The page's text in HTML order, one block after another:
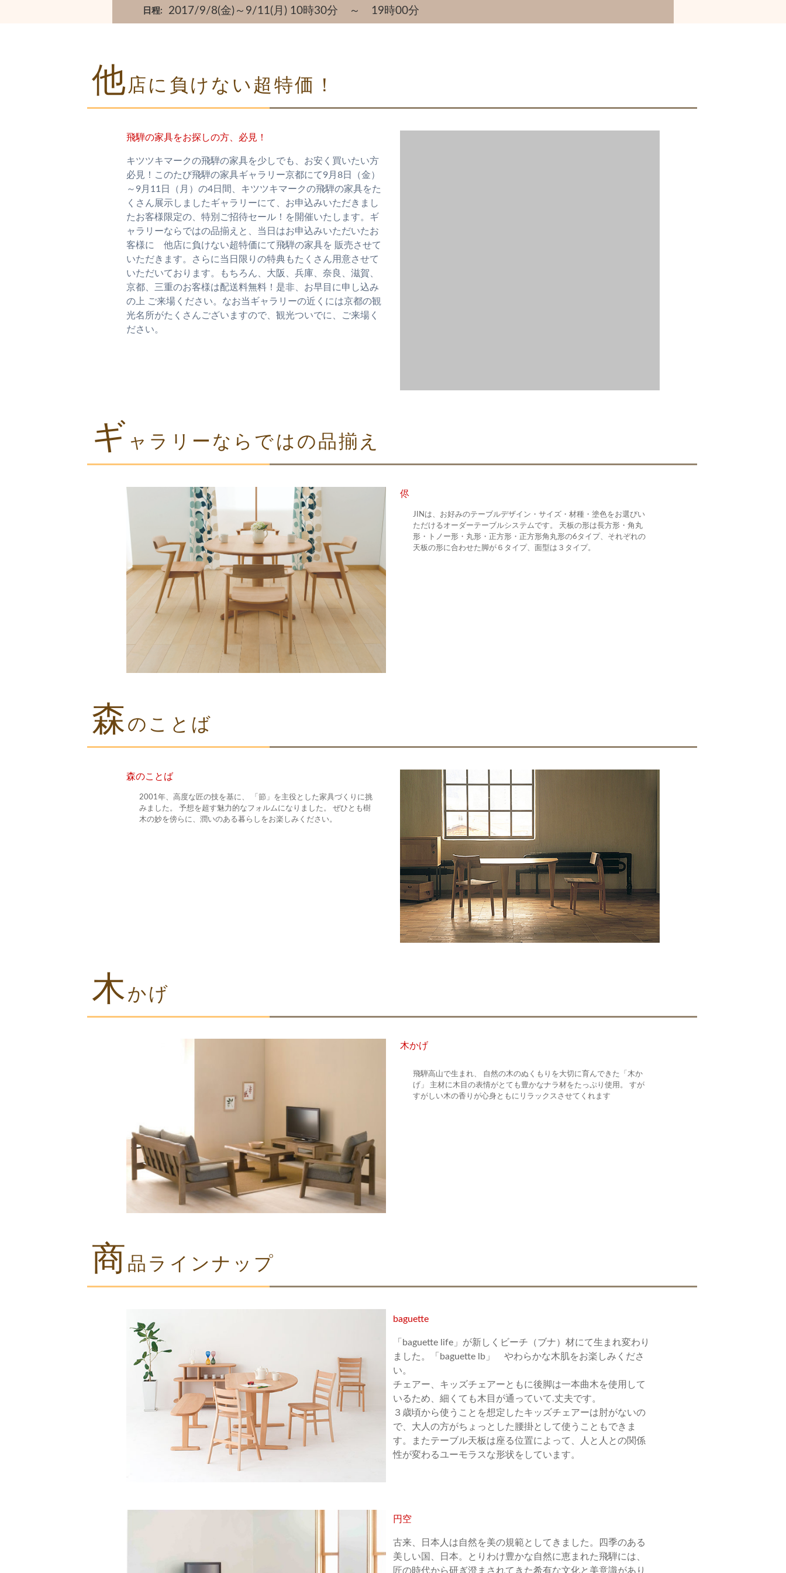
日程 2017/9/8(金)～9/11(月) 10時30分 ～ 19時00分
他 店に負けない超特価！
飛騨の家具をお探しの方、必見！
キツツキマークの飛騨の家具を少しでも、お安く買いたい方
必見！このたび飛騨の家具ギャラリー京都にて9月8日（金）
～9月11日（月）の4日間、キツツキマークの飛騨の家具をた
くさん展示しましたギャラリーにて、お申込みいただきまし
たお客様限定の、特別ご招待セール！を開催いたします。ギ
ャラリーならではの品揃えと、当日はお申込みいただいたお
客様に 他店に負けない超特価にて飛騨の家具を 販売させて
いただきます。さらに当日限りの特典もたくさん用意させて
いただいております。もちろん、大阪、兵庫、奈良、滋賀、
京都、三重のお客様は配送料無料！是非、お早目に申し込み
の上 ご来場ください。なお当ギャラリーの近くには京都の観
光名所がたくさんございますので、観光ついでに、ご来場く
ださい。
ギ ャラリーならではの品揃え
侭
JINは、お好みのテーブルデザイン・サイズ・材種・塗色をお選びい
ただけるオーダーテーブルシステムです。 天板の形は長方形・角丸
形・トノー形・丸形・正方形・正方形角丸形の6タイプ、それぞれの
天板の形に合わせた脚が６タイプ、面型は３タイプ。
森 のことば
森のことば
2001年、高度な匠の技を基に、 「節」を主役とした家具づくりに挑
みました。 予想を超す魅力的なフォルムになりました。 ぜひとも樹
木の妙を傍らに、潤いのある暮らしをお楽しみください。
木かげ
木かげ
飛騨高山で生まれ、 自然の木のぬくもりを大切に育んできた「木か
げ」 主材に木目の表情がとても豊かなナラ材をたっぷり使用。 すが
すがしい木の香りが心身ともにリラックスさせてくれます
商 品ラインナップ
baguette
「baguette life」が新しくビーチ（ブナ）材にて生まれ変わり
ました。「baguette lb」 やわらかな木肌をお楽しみくださ
い。
チェアー、キッズチェアーともに後脚は一本曲木を使用して
いるため、細くても木目が通っていて.丈夫です。
３歳頃から使うことを想定したキッズチェアーは肘がないの
で、大人の方がちょっとした腰掛として使うこともできま
す。またテーブル天板は座る位置によって、人と人との関係
性が変わるユーモラスな形状をしています。
円空
古来、日本人は自然を美の規範としてきました。四季のある
美しい国、日本。とりわけ豊かな自然に恵まれた飛騨には、
匠の時代から研ぎ澄まされてきた希有な文化と美意識があり